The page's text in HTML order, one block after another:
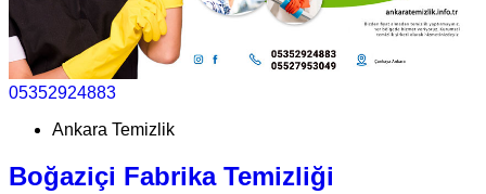
05352924883
Ankara Temizlik
Boğaziçi Fabrika Temizliği